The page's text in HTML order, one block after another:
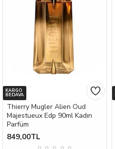
KARGO
BEDAVA
Thierry Mugler Alien Oud
Majestueux Edp 90ml Kadın
Parfüm
849,00TL